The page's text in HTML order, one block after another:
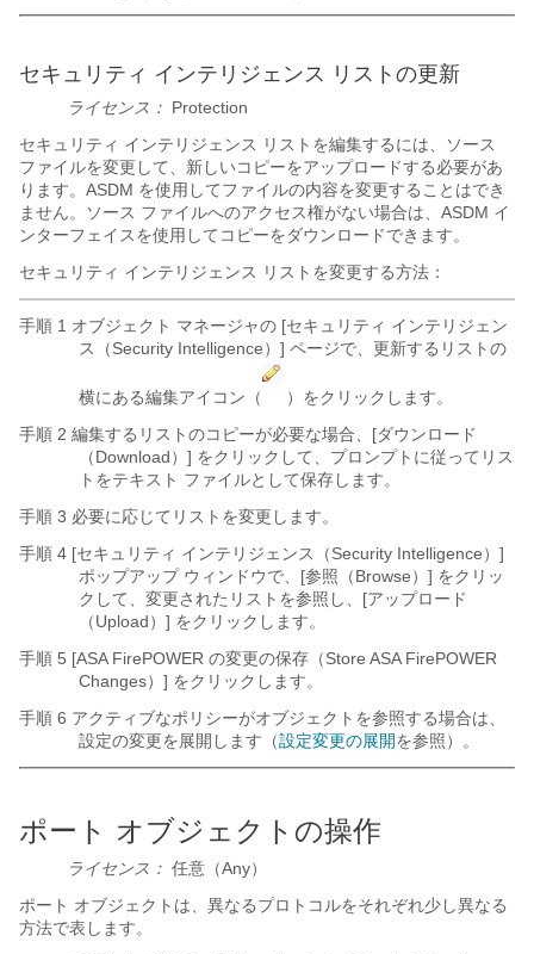
セキュリティ インテリジェンス リストの更新
ライセンス： Protection
セキュリティ インテリジェンス リストを編集するには、ソース
ファイルを変更して、新しいコピーをアップロードする必要があ
ります。ASDM を使用してファイルの内容を変更することはでき
ません。ソース ファイルへのアクセス権がない場合は、ASDM イ
ンターフェイスを使用してコピーをダウンロードできます。
セキュリティ インテリジェンス リストを変更する方法：
手順 1 オブジェクト マネージャの [セキュリティ インテリジェン
ス（Security Intelligence）] ページで、更新するリストの
横にある編集アイコン（
）をクリックします。
手順 2 編集するリストのコピーが必要な場合、[ダウンロード
（Download）] をクリックして、プロンプトに従ってリス
トをテキスト ファイルとして保存します。
手順 3 必要に応じてリストを変更します。
手順 4 [セキュリティ インテリジェンス（Security Intelligence）]
ポップアップ ウィンドウで、[参照（Browse）] をクリッ
クして、変更されたリストを参照し、[アップロード
（Upload）] をクリックします。
手順 5 [ASA FirePOWER の変更の保存（Store ASA FirePOWER
Changes）] をクリックします。
手順 6 アクティブなポリシーがオブジェクトを参照する場合は、
設定の変更を展開します（設定変更の展開を参照）。
ポート オブジェクトの操作
ライセンス： 任意（Any）
ポート オブジェクトは、異なるプロトコルをそれぞれ少し異なる
方法で表します。